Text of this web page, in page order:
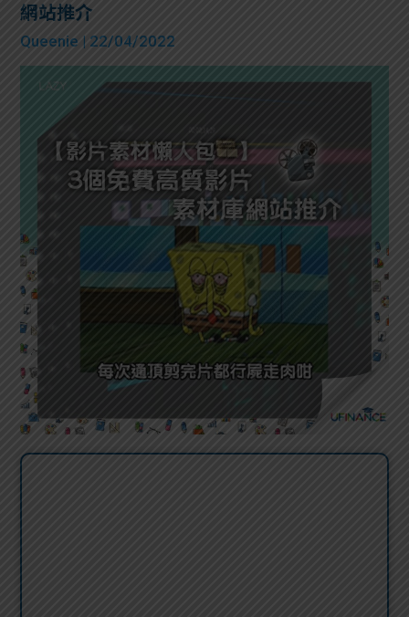
網站推介
Queenie | 22/04/2022